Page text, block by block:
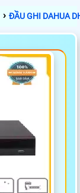
› ĐẦU GHI DAHUA